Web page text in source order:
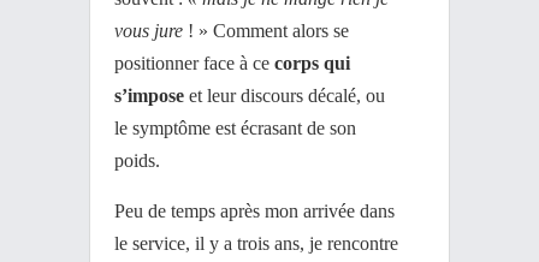
vous jure ! » Comment alors se
positionner face à ce corps qui
s’impose et leur discours décalé, ou
le symptôme est écrasant de son
poids.
Peu de temps après mon arrivée dans
le service, il y a trois ans, je rencontre